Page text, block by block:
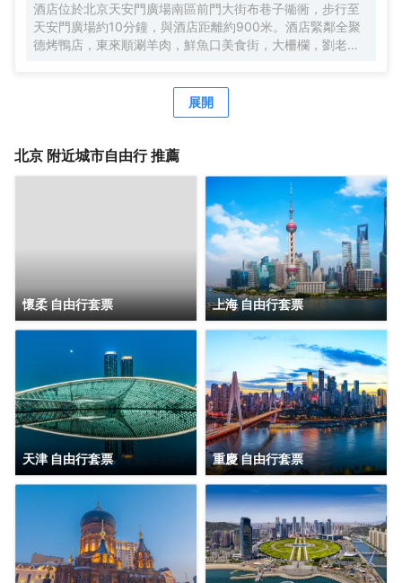
酒店位於北京天安門廣場南區前門大街布巷子衚衕，步行至
天安門廣場約10分鐘，與酒店距離約900米。酒店緊鄰全聚
德烤鴨店，東來順涮羊肉，鮮魚口美食街，大柵欄，劉老根
族的體驗享受。酒店設計為復古理念，傳統文化的氣息使得
老北京的特色渲染不已。讓您完全親身體驗。酒店專屬房間
店共百餘間房，酒店的優勢房間都很寬大，舒適的床為您卸
保您和您的伴侶在房間可以舒適的度過愜意的每一夜。酒店
宗旨是服務永遠微笑，隨時隨地為您排憂解難，配備了可口
的傳統的餐飲，旅遊部，供您選擇北京及周邊的旅行天堂。
酒店內服務有機場接送，外賓翻譯，北京旅遊報名。酒店全
體員工在北京集體恭候您的光臨，將讓您感受什麼叫回家的
展開
北京 附近城市自由行 推薦
懷柔 自由行套票 上海 自由行套票
天津 自由行套票 重慶 自由行套票